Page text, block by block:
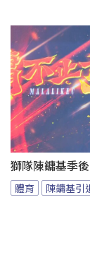
獅隊陳鏞基季
體育 陳鏞基引